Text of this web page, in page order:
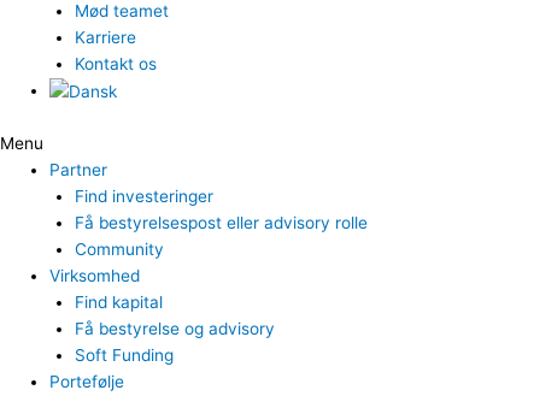
Mød teamet
Karriere
Kontakt os
Menu
Partner
Find investeringer
Få bestyrelsespost eller advisory rolle
Community
Virksomhed
Find kapital
Få bestyrelse og advisory
Soft Funding
Portefølje